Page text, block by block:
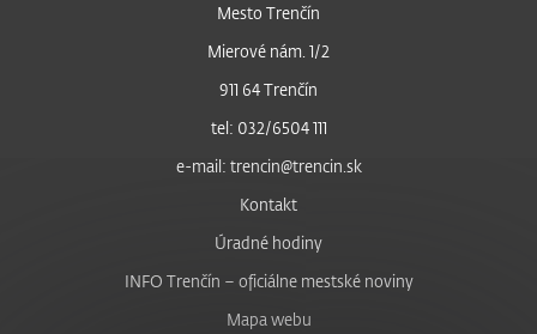
Mesto Trenčín
Mierové nám. 1/2
911 64 Trenčín
tel: 032/6504 111
e-mail: trencin@trencin.sk
Kontakt
Úradné hodiny
INFO Trenčín – oficiálne mestské noviny
Mapa webu